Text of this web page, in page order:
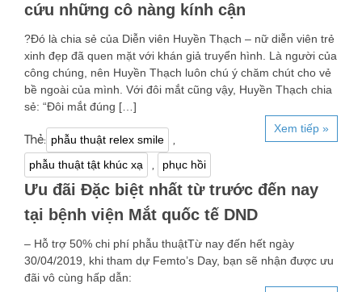
cứu những cô nàng kính cận
?Đó là chia sẻ của Diễn viên Huyền Thạch – nữ diễn viên trẻ
xinh đẹp đã quen mặt với khán giả truyển hình. Là người của
công chúng, nên Huyền Thạch luôn chú ý chăm chút cho vẻ
bề ngoài của mình. Với đôi mắt cũng vậy, Huyền Thạch chia
sẻ: “Đôi mắt đúng […]
Xem tiếp »
Thẻ: phẫu thuật relex smile ,
phẫu thuật tật khúc xạ , phục hồi
Ưu đãi Đặc biệt nhất từ trước đến nay
tại bệnh viện Mắt quốc tế DND
– Hỗ trợ 50% chi phí phẫu thuậtTừ nay đến hết ngày
30/04/2019, khi tham dự Femto’s Day, bạn sẽ nhận được ưu
đãi vô cùng hấp dẫn: